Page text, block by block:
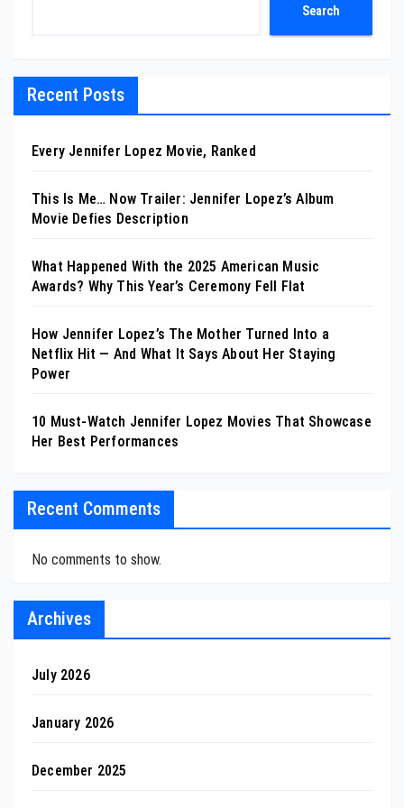
Search
Recent Posts
Every Jennifer Lopez Movie, Ranked
This Is Me… Now Trailer: Jennifer Lopez’s Album
Movie Defies Description
What Happened With the 2025 American Music
Awards? Why This Year’s Ceremony Fell Flat
How Jennifer Lopez’s The Mother Turned Into a
Netflix Hit — And What It Says About Her Staying
Power
10 Must-Watch Jennifer Lopez Movies That Showcase
Her Best Performances
Recent Comments
No comments to show.
Archives
July 2026
January 2026
December 2025